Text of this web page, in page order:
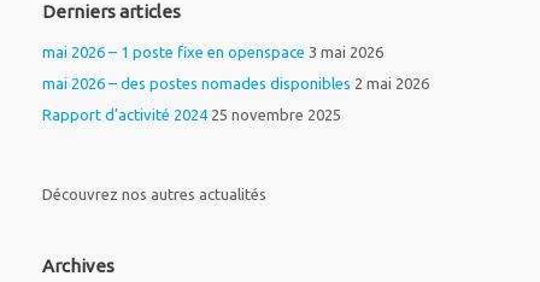
Derniers articles
mai 2026 – 1 poste fixe en openspace 3 mai 2026
mai 2026 – des postes nomades disponibles 2 mai 2026
Rapport d’activité 2024 25 novembre 2025
Découvrez nos autres actualités
Archives